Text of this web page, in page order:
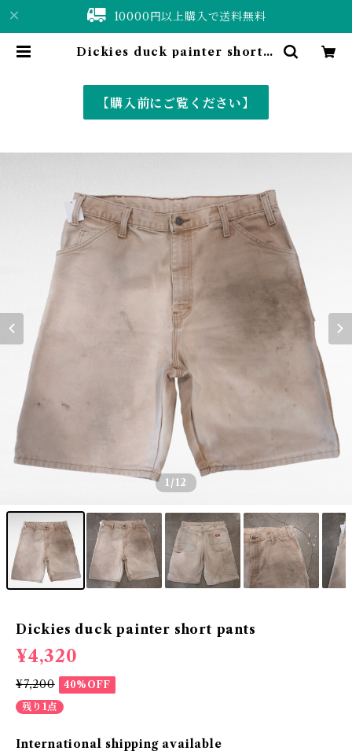
10000円以上購入で送料無料
Dickies duck painter short p
【購入前にご覧ください】
1 /12
Dickies duck painter short pants
¥4,320
¥7,200
40%OFF
残り1点
International shipping available